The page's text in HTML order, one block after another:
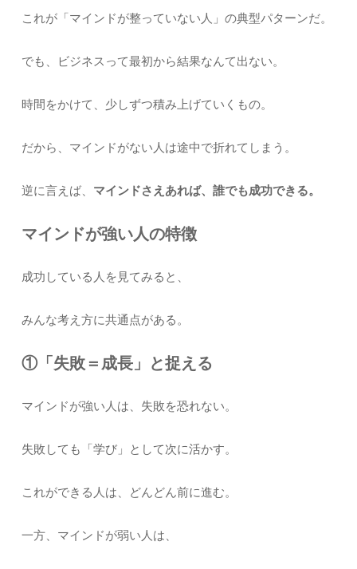
これが「マインドが整っていない人」の典型パターンだ。
でも、ビジネスって最初から結果なんて出ない。
時間をかけて、少しずつ積み上げていくもの。
だから、マインドがない人は途中で折れてしまう。
逆に言えば、 マインドさえあれば、誰でも成功できる。
マインドが強い人の特徴
成功している人を見てみると、
みんな考え方に共通点がある。
①「失敗＝成長」と捉える
マインドが強い人は、失敗を恐れない。
失敗しても「学び」として次に活かす。
これができる人は、どんどん前に進む。
一方、マインドが弱い人は、